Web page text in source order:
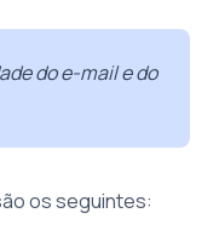
do e-mail e do
os seguintes: